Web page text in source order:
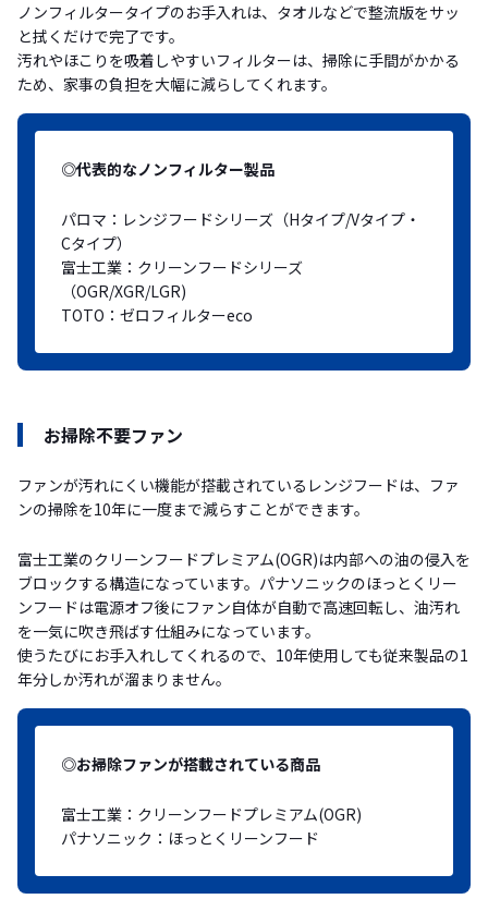
ノンフィルタータイプのお手入れは、タオルなどで整流版をサッ
と拭くだけで完了です。
汚れやほこりを吸着しやすいフィルターは、掃除に手間がかかる
ため、家事の負担を大幅に減らしてくれます。
◎代表的なノンフィルター製品
パロマ：レンジフードシリーズ（Hタイプ/Vタイプ・
Cタイプ）
富士工業：クリーンフードシリーズ
（OGR/XGR/LGR)
TOTO：ゼロフィルターeco
お掃除不要ファン
ファンが汚れにくい機能が搭載されているレンジフードは、ファ
ンの掃除を10年に一度まで減らすことができます。
富士工業のクリーンフードプレミアム(OGR)は内部への油の侵入を
ブロックする構造になっています。パナソニックのほっとくリー
ンフードは電源オフ後にファン自体が自動で高速回転し、油汚れ
を一気に吹き飛ばす仕組みになっています。
使うたびにお手入れしてくれるので、10年使用しても従来製品の1
年分しか汚れが溜まりません。
◎お掃除ファンが搭載されている商品
富士工業：クリーンフードプレミアム(OGR)
パナソニック：ほっとくリーンフード